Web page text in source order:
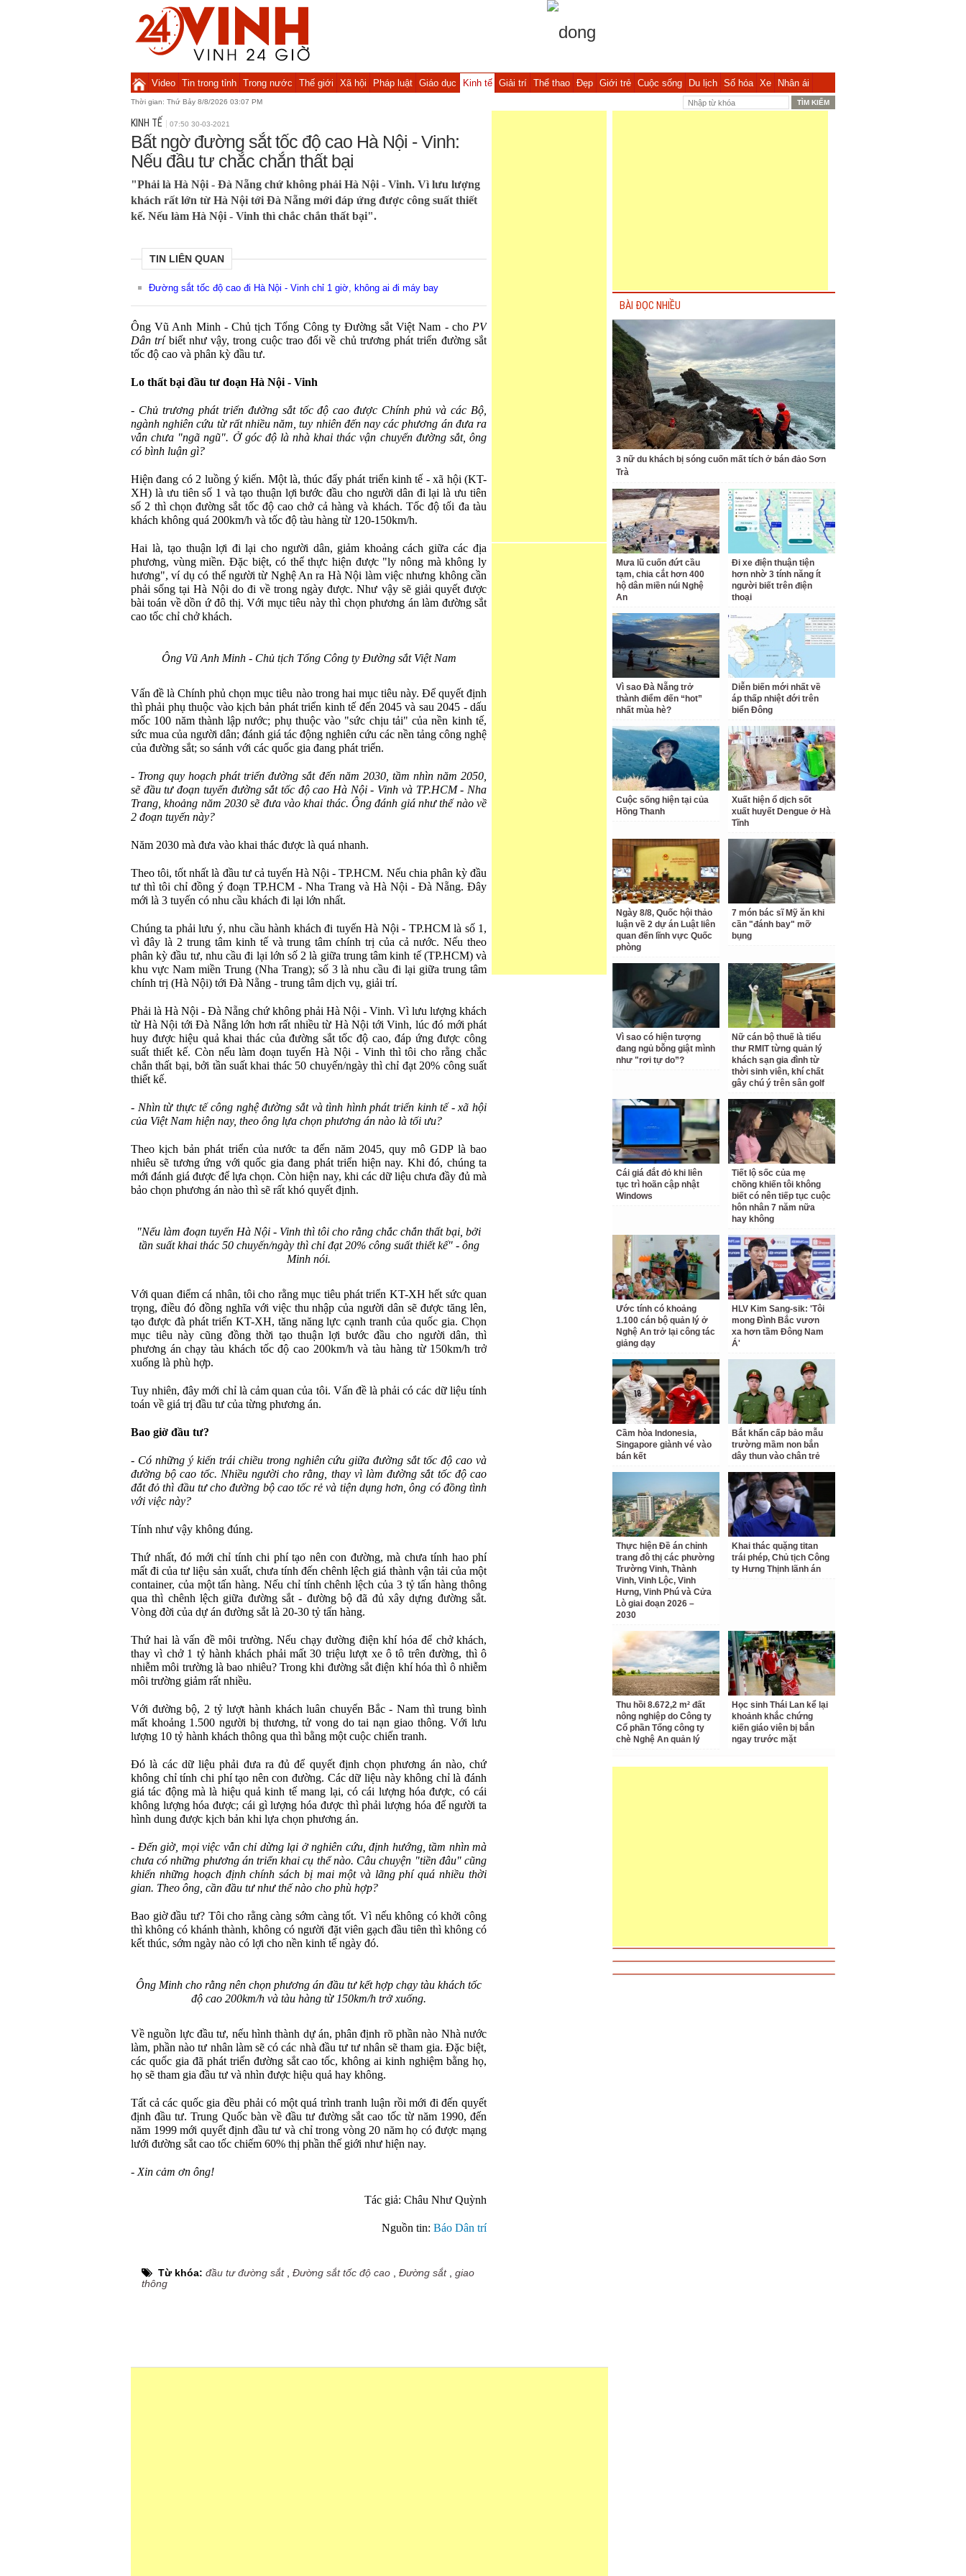
Video Tin trong tỉnh Trong nước Thế giới Xã hội Pháp luật Giáo dục Kinh tế Giải trí Thể thao Đẹp Giới trẻ Cuộc sống Du lịch Số hóa Xe Nhân ái
Thời gian: Thứ Bảy 8/8/2026 03:07 PM
KINH TẾ 07:50 30-03-2021
Bất ngờ đường sắt tốc độ cao Hà Nội - Vinh:
Nếu đầu tư chắc chắn thất bại
"Phải là Hà Nội - Đà Nẵng chứ không phải Hà Nội - Vinh. Vì lưu lượng
khách rất lớn từ Hà Nội tới Đà Nẵng mới đáp ứng được công suất thiết
kế. Nếu làm Hà Nội - Vinh thì chắc chắn thất bại".
TIN LIÊN QUAN
Đường sắt tốc độ cao đi Hà Nội - Vinh chỉ 1 giờ, không ai đi máy bay
Ông Vũ Anh Minh - Chủ tịch Tổng Công ty Đường sắt Việt Nam - cho PV
Dân tríbiết như vậy, trong cuộc trao đổi về chủ trương phát triển đường sắt
tốc độ cao và phân kỳ đầu tư.
Lo thất bại đầu tư đoạn Hà Nội - Vinh
- Chủ trương phát triển đường sắt tốc độ cao được Chính phủ và các Bộ,
ngành nghiên cứu từ rất nhiều năm, tuy nhiên đến nay các phương án đưa ra
vẫn chưa "ngã ngũ". Ở góc độ là nhà khai thác vận chuyển đường sắt, ông
có bình luận gì?
Hiện đang có 2 luồng ý kiến. Một là, thúc đẩy phát triển kinh tế - xã hội (KT-
XH) là ưu tiên số 1 và tạo thuận lợi bước đầu cho người dân đi lại là ưu tiên
số 2 thì chọn đường sắt tốc độ cao chở cả hàng và khách. Tốc độ tối đa tàu
khách không quá 200km/h và tốc độ tàu hàng từ 120-150km/h.
Hai là, tạo thuận lợi đi lại cho người dân, giảm khoảng cách giữa các địa
phương, vùng miền. Đặc biệt, có thể thực hiện được "ly nông mà không ly
hương", ví dụ có thể người từ Nghệ An ra Hà Nội làm việc nhưng không cần
phải sống tại Hà Nội do đi về trong ngày được. Như vậy sẽ giải quyết được
bài toán về dồn ứ đô thị. Với mục tiêu này thì chọn phương án làm đường sắt
cao tốc chỉ chở khách.
Ông Vũ Anh Minh - Chủ tịch Tổng Công ty Đường sắt Việt Nam
Vấn đề là Chính phủ chọn mục tiêu nào trong hai mục tiêu này. Để quyết định
thì phải phụ thuộc vào kịch bản phát triển kinh tế đến 2045 và sau 2045 - dấu
mốc 100 năm thành lập nước; phụ thuộc vào "sức chịu tải" của nền kinh tế,
sức mua của người dân; đánh giá tác động nghiên cứu các nền tảng công nghệ
của đường sắt; so sánh với các quốc gia đang phát triển.
- Trong quy hoạch phát triển đường sắt đến năm 2030, tầm nhìn năm 2050,
sẽ đầu tư đoạn tuyến đường sắt tốc độ cao Hà Nội - Vinh và TP.HCM - Nha
Trang, khoảng năm 2030 sẽ đưa vào khai thác. Ông đánh giá như thế nào về
2 đoạn tuyến này?
Năm 2030 mà đưa vào khai thác được là quá nhanh.
Theo tôi, tốt nhất là đầu tư cả tuyến Hà Nội - TP.HCM. Nếu chia phân kỳ đầu
tư thì tôi chỉ đồng ý đoạn TP.HCM - Nha Trang và Hà Nội - Đà Nẵng. Đây
mới là 3 tuyến có nhu cầu khách đi lại lớn nhất.
Chúng ta phải lưu ý, nhu cầu hành khách đi tuyến Hà Nội - TP.HCM là số 1,
vì đây là 2 trung tâm kinh tế và trung tâm chính trị của cả nước. Nếu theo
phân kỳ đầu tư, nhu cầu đi lại lớn số 2 là giữa trung tâm kinh tế (TP.HCM) và
khu vực Nam miền Trung (Nha Trang); số 3 là nhu cầu đi lại giữa trung tâm
chính trị (Hà Nội) tới Đà Nẵng - trung tâm dịch vụ, giải trí.
Phải là Hà Nội - Đà Nẵng chứ không phải Hà Nội - Vinh. Vì lưu lượng khách
từ Hà Nội tới Đà Nẵng lớn hơn rất nhiều từ Hà Nội tới Vinh, lúc đó mới phát
huy được hiệu quả khai thác của đường sắt tốc độ cao, đáp ứng được công
suất thiết kế. Còn nếu làm đoạn tuyến Hà Nội - Vinh thì tôi cho rằng chắc
chắn thất bại, bởi tần suất khai thác 50 chuyến/ngày thì chỉ đạt 20% công suất
thiết kế.
- Nhìn từ thực tế công nghệ đường sắt và tình hình phát triển kinh tế - xã hội
của Việt Nam hiện nay, theo ông lựa chọn phương án nào là tối ưu?
Theo kịch bản phát triển của nước ta đến năm 2045, quy mô GDP là bao
nhiêu sẽ tương ứng với quốc gia đang phát triển hiện nay. Khi đó, chúng ta
mới đánh giá được để lựa chọn. Còn hiện nay, khi các dữ liệu chưa đầy đủ mà
bảo chọn phương án nào thì sẽ rất khó quyết định.
"Nếu làm đoạn tuyến Hà Nội - Vinh thì tôi cho rằng chắc chắn thất bại, bởi
tần suất khai thác 50 chuyến/ngày thì chỉ đạt 20% công suất thiết kế" - ông
Minh nói.
Với quan điểm cá nhân, tôi cho rằng mục tiêu phát triển KT-XH hết sức quan
trọng, điều đó đồng nghĩa với việc thu nhập của người dân sẽ được tăng lên,
tạo được đà phát triển KT-XH, tăng năng lực cạnh tranh của quốc gia. Chọn
mục tiêu này cũng đồng thời tạo thuận lợi bước đầu cho người dân, thì
phương án chạy tàu khách tốc độ cao 200km/h và tàu hàng từ 150km/h trở
xuống là phù hợp.
Tuy nhiên, đây mới chỉ là cảm quan của tôi. Vấn đề là phải có các dữ liệu tính
toán về giá trị đầu tư của từng phương án.
Bao giờ đầu tư?
- Có những ý kiến trái chiều trong nghiên cứu giữa đường sắt tốc độ cao và
đường bộ cao tốc. Nhiều người cho rằng, thay vì làm đường sắt tốc độ cao
đắt đỏ thì đầu tư cho đường bộ cao tốc rẻ và tiện dụng hơn, ông có đồng tình
với việc này?
Tính như vậy không đúng.
Thứ nhất, đó mới chỉ tính chi phí tạo nên con đường, mà chưa tính hao phí
mất đi của tư liệu sản xuất, chưa tính đến chênh lệch giá thành vận tải của một
container, của một tấn hàng. Nếu chỉ tính chênh lệch của 3 tỷ tấn hàng thông
qua thì chênh lệch giữa đường sắt - đường bộ đã đủ xây dựng đường sắt.
Vòng đời của dự án đường sắt là 20-30 tỷ tấn hàng.
Thứ hai là vấn đề môi trường. Nếu chạy đường điện khí hóa để chở khách,
thay vì chở 1 tỷ hành khách phải mất 30 triệu lượt xe ô tô trên đường, thì ô
nhiễm môi trường là bao nhiêu? Trong khi đường sắt điện khí hóa thì ô nhiễm
môi trường giảm rất nhiều.
Với đường bộ, 2 tỷ lượt hành khách luân chuyển Bắc - Nam thì trung bình
mất khoảng 1.500 người bị thương, tử vong do tai nạn giao thông. Với lưu
lượng 10 tỷ hành khách thông qua thì bằng một cuộc chiến tranh.
Đó là các dữ liệu phải đưa ra đủ để quyết định chọn phương án nào, chứ
không chỉ tính chi phí tạo nên con đường. Các dữ liệu này không chỉ là đánh
giá tác động mà là hiệu quả kinh tế mang lại, có cái lượng hóa được, có cái
không lượng hóa được; cái gì lượng hóa được thì phải lượng hóa để người ta
hình dung được kịch bản khi lựa chọn phương án.
- Đến giờ, mọi việc vẫn chỉ dừng lại ở nghiên cứu, định hướng, tầm nhìn mà
chưa có những phương án triển khai cụ thể nào. Câu chuyện "tiền đâu" cũng
khiến những hoạch định chính sách bị mai một và lãng phí quá nhiều thời
gian. Theo ông, cần đầu tư như thế nào cho phù hợp?
Bao giờ đầu tư? Tôi cho rằng càng sớm càng tốt. Vì nếu không có khởi công
thì không có khánh thành, không có người đặt viên gạch đầu tiên thì không có
kết thúc, sớm ngày nào có lợi cho nền kinh tế ngày đó.
Ông Minh cho rằng nên chọn phương án đầu tư kết hợp chạy tàu khách tốc
độ cao 200km/h và tàu hàng từ 150km/h trở xuống.
Về nguồn lực đầu tư, nếu hình thành dự án, phân định rõ phần nào Nhà nước
làm, phần nào tư nhân làm sẽ có các nhà đầu tư tư nhân sẽ tham gia. Đặc biệt,
các quốc gia đã phát triển đường sắt cao tốc, không ai kinh nghiệm bằng họ,
họ sẽ tham gia đầu tư và nhìn được hiệu quả hay không.
Tất cả các quốc gia đều phải có một quá trình tranh luận rồi mới đi đến quyết
định đầu tư. Trung Quốc bàn về đầu tư đường sắt cao tốc từ năm 1990, đến
năm 1999 mới quyết định đầu tư và chỉ trong vòng 20 năm họ có được mạng
lưới đường sắt cao tốc chiếm 60% thị phần thế giới như hiện nay.
- Xin cảm ơn ông!
Tác giả: Châu Như Quỳnh
Nguồn tin: Báo Dân trí
Từ khóa: đầu tư đường sắt, Đường sắt tốc độ cao Đường sắt, giao
thông
BÀI ĐỌC NHIỀU
3 nữ du khách bị sóng cuốn mất tích ở bán đảo Sơn
Trà
Mưa lũ cuốn đứt cầu
tạm, chia cắt hơn 400
hộ dân miền núi Nghệ
An
Đi xe điện thuận tiện
hơn nhờ 3 tính năng ít
người biết trên điện
thoại
Vì sao Đà Nẵng trở
thành điểm đến “hot”
nhất mùa hè?
Diễn biến mới nhất về
áp thấp nhiệt đới trên
biển Đông
Cuộc sống hiện tại của
Hồng Thanh
Xuất hiện ổ dịch sốt
xuất huyết Dengue ở Hà
Tĩnh
Ngày 8/8, Quốc hội thảo
luận về 2 dự án Luật liên
quan đến lĩnh vực Quốc
phòng
7 món bác sĩ Mỹ ăn khi
cần "đánh bay" mỡ
bụng
Vì sao có hiện tượng
đang ngủ bỗng giật mình
như "rơi tự do”?
Nữ cán bộ thuế là tiểu
thư RMIT từng quản lý
khách sạn gia đình từ
thời sinh viên, khí chất
gây chú ý trên sân golf
Cái giá đắt đỏ khi liên
tục trì hoãn cập nhật
Windows
Tiết lộ sốc của mẹ
chồng khiến tôi không
biết có nên tiếp tục cuộc
hôn nhân 7 năm nữa
hay không
Ước tính có khoảng
1.100 cán bộ quản lý ở
Nghệ An trở lại công tác
giảng dạy
HLV Kim Sang-sik: 'Tôi
mong Đình Bắc vươn
xa hơn tầm Đông Nam
Á'
Cầm hòa Indonesia,
Singapore giành vé vào
bán kết
Bắt khẩn cấp bảo mẫu
trường mầm non bắn
dây thun vào chân trẻ
Thực hiện Đề án chỉnh
trang đô thị các phường
Trường Vinh, Thành
Vinh, Vinh Lộc, Vinh
Hưng, Vinh Phú và Cửa
Lò giai đoạn 2026 –
2030
Khai thác quặng titan
trái phép, Chủ tịch Công
ty Hưng Thịnh lãnh án
Thu hồi 8.672,2 m² đất
nông nghiệp do Công ty
Cổ phần Tổng công ty
chè Nghệ An quản lý
Học sinh Thái Lan kể lại
khoảnh khắc chứng
kiến giáo viên bị bắn
ngay trước mặt